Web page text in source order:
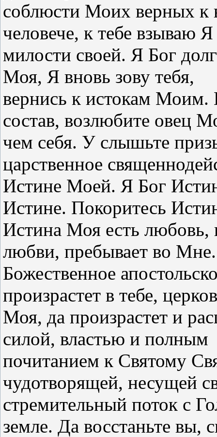
соблюсти Моих верных к
человече, к тебе взываю
милости своей. Я Бог
Моя, Я вновь зову тебя,
вернись к истокам Моим.
состав, возлюбите овец
чем себя. У слышьте
царственное
Истине Моей. Я Бог
Истине. Покоритесь
Истина Моя есть
любви, пребывает во Мне.
Божественное
произрастет в тебе,
Моя, да произрастет и
силой, властью и полным
почитанием к Святому
чудотворящей, несущей
стремительный поток с
земле. Да восстаньте вы,